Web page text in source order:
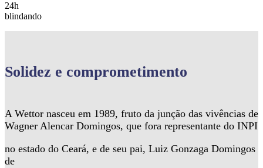
24h
blindando
Solidez e comprometimento
A Wettor nasceu em 1989, fruto da junção das vivências de
Wagner Alencar Domingos, que fora representante do INPI
no estado do Ceará, e de seu pai, Luiz Gonzaga Domingos
de